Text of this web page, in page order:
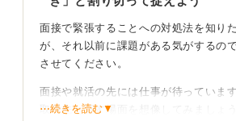
面接で緊張することへの対処法を知り
が、それ以前に課題がある気がするの
させてください。
面接や就活の先には仕事が待っていま
取引先と話す場面を想像してみましょ
⋯続きを読む▼